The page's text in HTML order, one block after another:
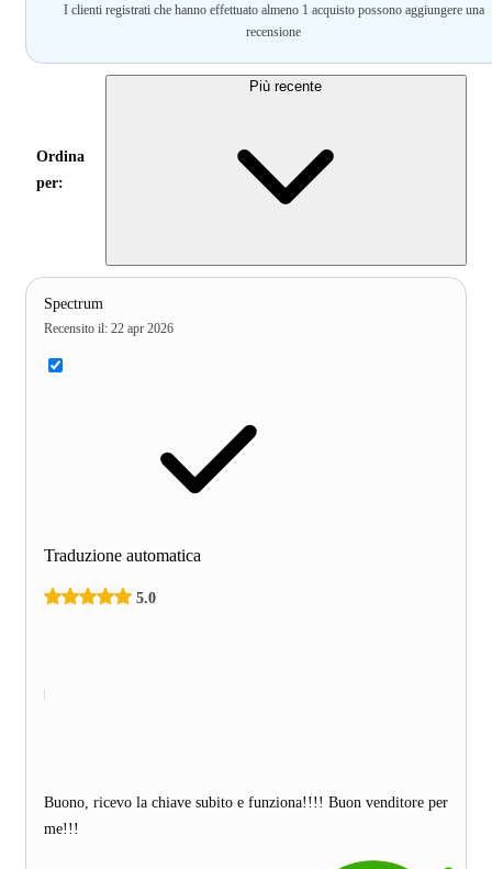
I clienti registrati che hanno effettuato almeno 1 acquisto possono aggiungere una
recensione
Ordina
per:
Più recente
Spectrum
Recensito il: 22 apr 2026
Traduzione automatica
5.0
Buono, ricevo la chiave subito e funziona!!!! Buon venditore per
me!!!